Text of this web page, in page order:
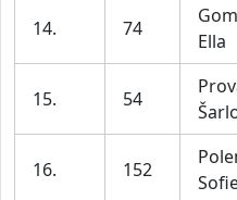
14. 74
Ella
15. 54
16. 152